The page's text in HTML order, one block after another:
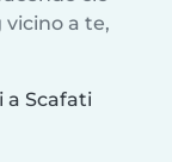
a te,
a Scafati